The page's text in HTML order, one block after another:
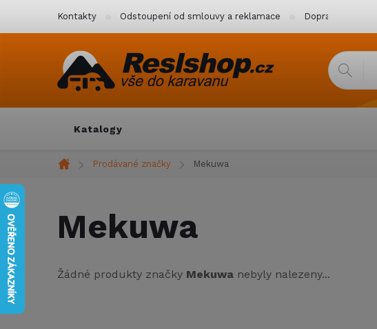
Kontakty Odstoupení od smlouvy a reklamace Doprava & platba
Katalogy
Domů
Prodávané značky Mekuwa
Mekuwa
Žádné produkty značky Mekuwa nebyly nalezeny...